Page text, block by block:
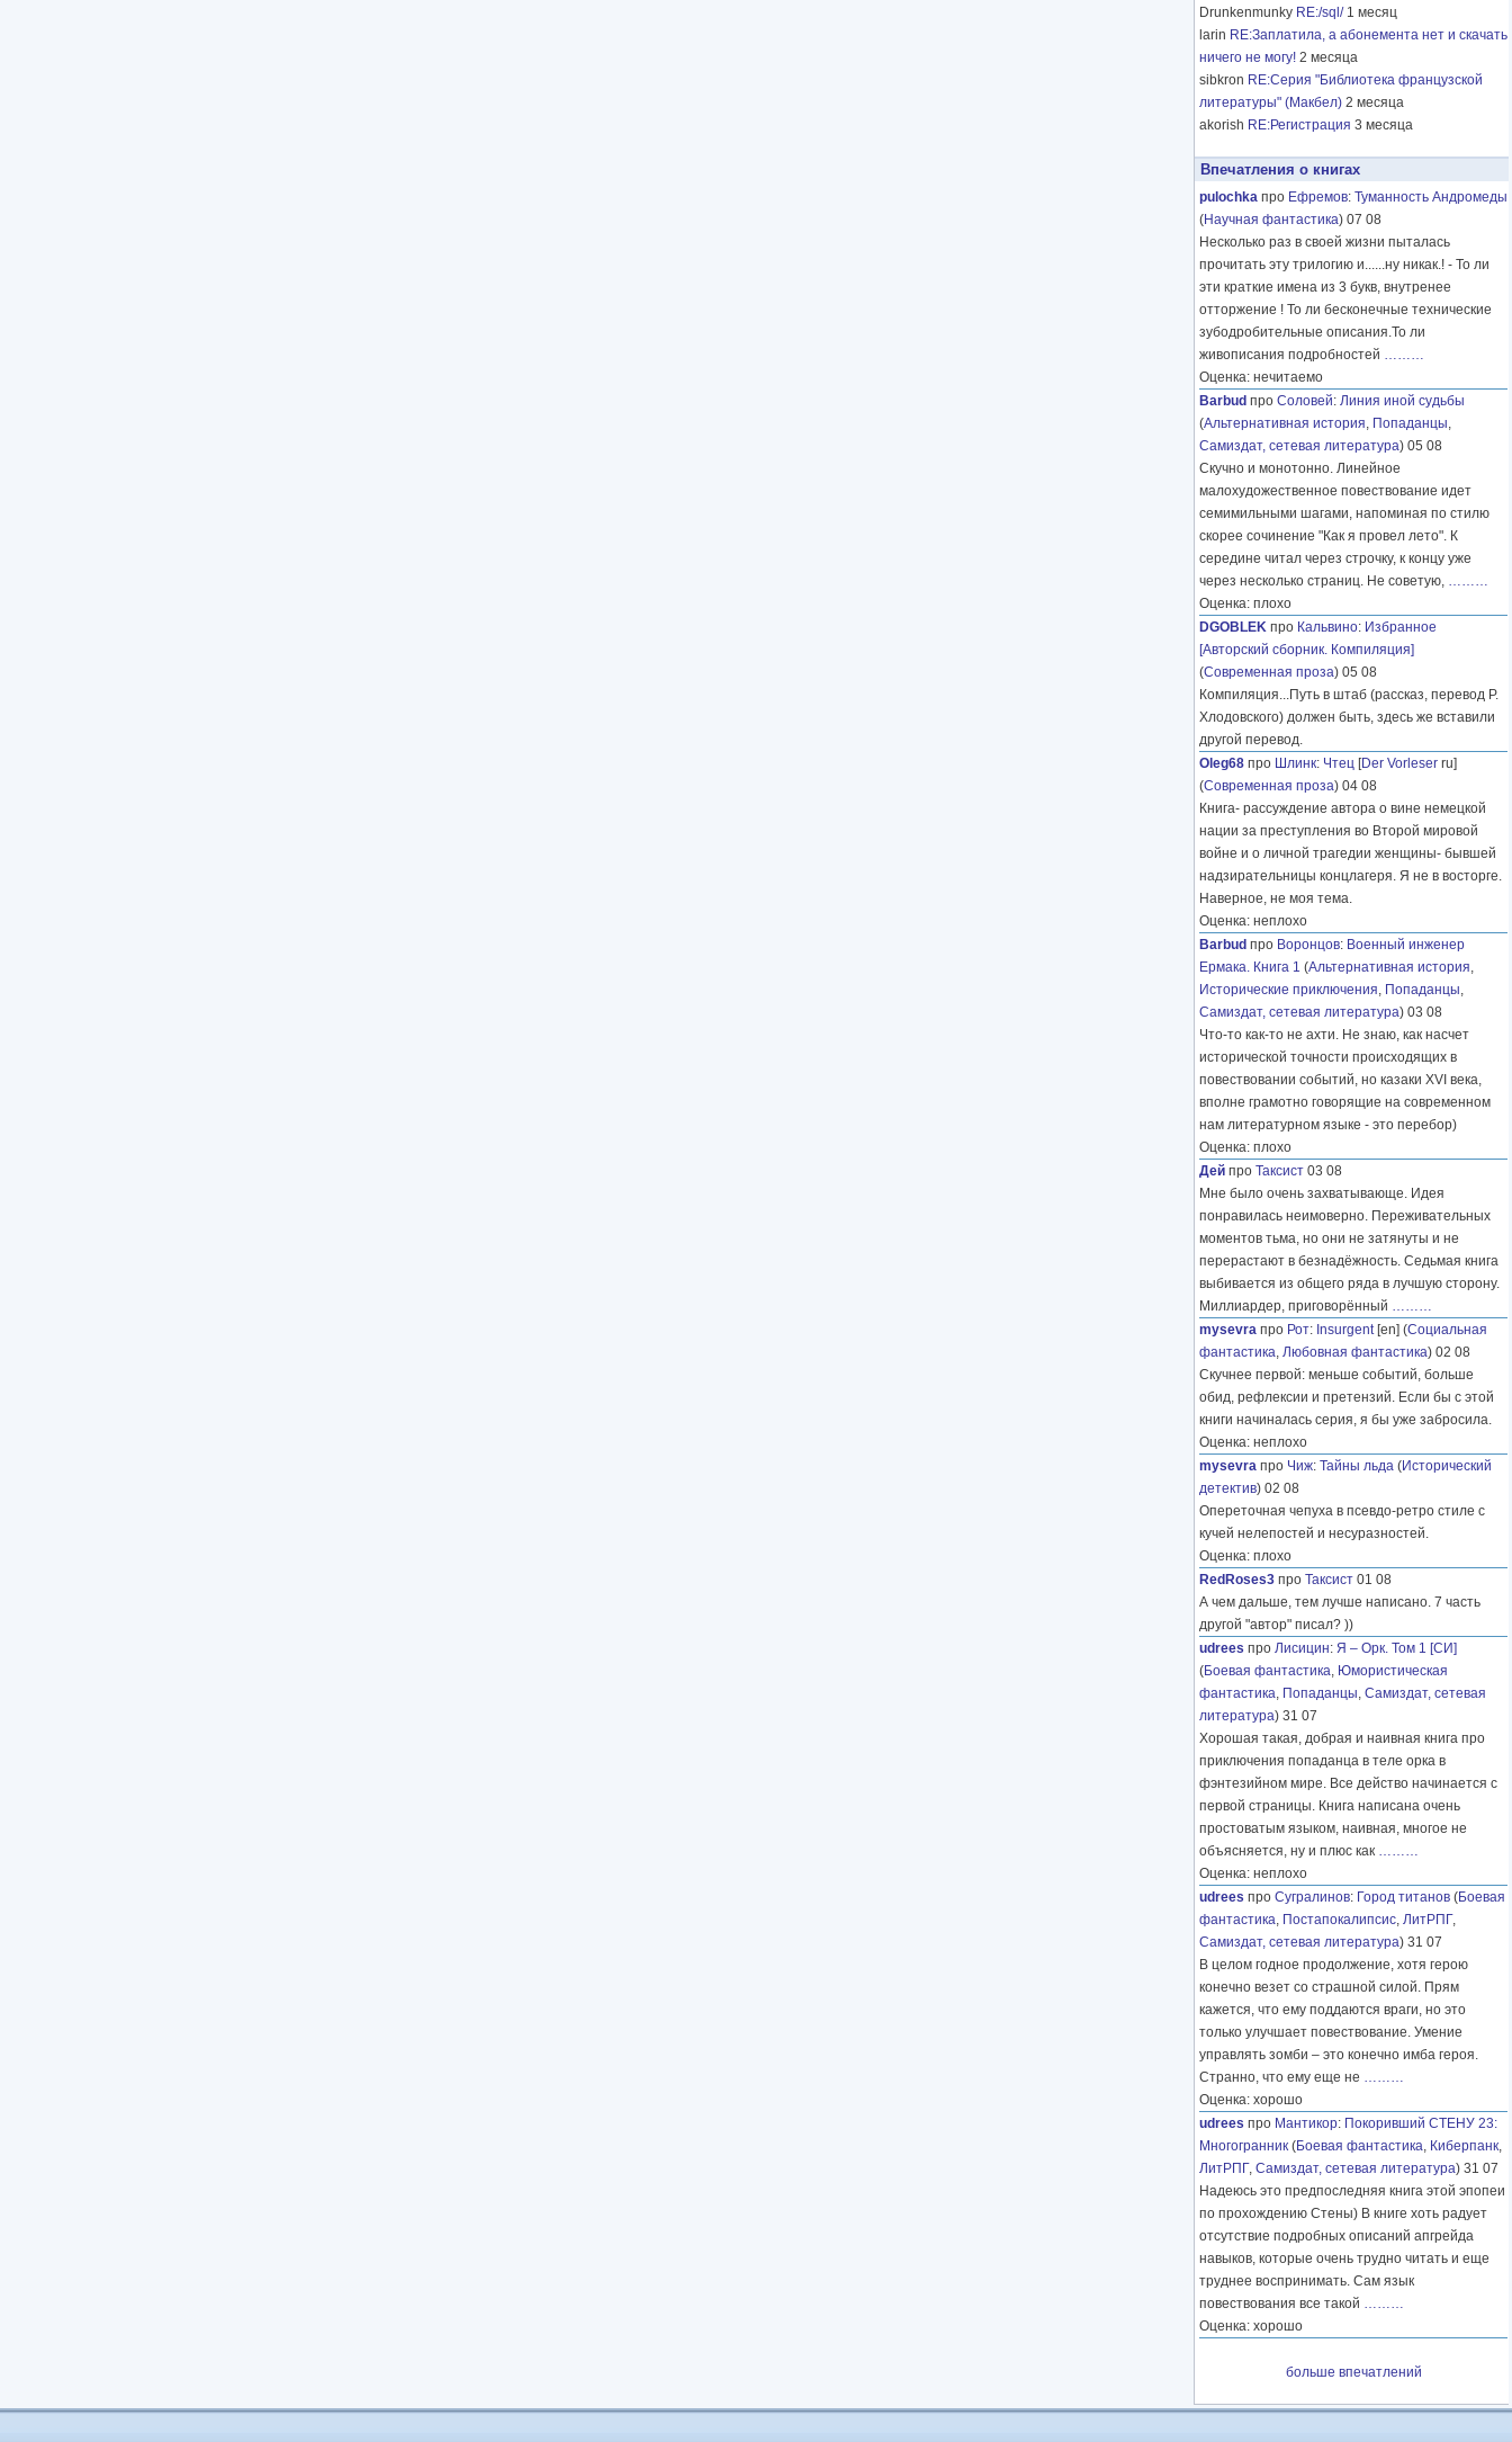
Drunkenmunky RE:/sql/ 1 месяц
larin RE:Заплатила, а абонемента нет и скачать
ничего не могу! 2 месяца
sibkron RE:Серия "Библиотека французской
литературы" (Макбел) 2 месяца
akorish RE:Регистрация 3 месяца
Впечатления о книгах
pulochka про Ефремов: Туманность Андромеды
(Научная фантастика) 07 08
Несколько раз в своей жизни пыталась
прочитать эту трилогию и......ну никак.! - То ли
эти краткие имена из 3 букв, внутренее
отторжение ! То ли бесконечные технические
зубодробительные описания.То ли
живописания подробностей ………
Оценка: нечитаемо
Barbud про Соловей: Линия иной судьбы
(Альтернативная история, Попаданцы,
Самиздат, сетевая литература) 05 08
Скучно и монотонно. Линейное
малохудожественное повествование идет
семимильными шагами, напоминая по стилю
скорее сочинение "Как я провел лето". К
середине читал через строчку, к концу уже
через несколько страниц. Не советую, ………
Оценка: плохо
DGOBLEK про Кальвино: Избранное
[Авторский сборник. Компиляция]
(Современная проза) 05 08
Компиляция...Путь в штаб (рассказ, перевод Р.
Хлодовского) должен быть, здесь же вставили
другой перевод.
Oleg68 про Шлинк: Чтец [Der Vorleser ru]
(Современная проза) 04 08
Книга- рассуждение автора о вине немецкой
нации за преступления во Второй мировой
войне и о личной трагедии женщины- бывшей
надзирательницы концлагеря. Я не в восторге.
Наверное, не моя тема.
Оценка: неплохо
Barbud про Воронцов: Военный инженер
Ермака. Книга 1 (Альтернативная история,
Исторические приключения, Попаданцы,
Самиздат, сетевая литература) 03 08
Что-то как-то не ахти. Не знаю, как насчет
исторической точности происходящих в
повествовании событий, но казаки XVI века,
вполне грамотно говорящие на современном
нам литературном языке - это перебор)
Оценка: плохо
Дей про Таксист 03 08
Мне было очень захватывающе. Идея
понравилась неимоверно. Переживательных
моментов тьма, но они не затянуты и не
перерастают в безнадёжность. Седьмая книга
выбивается из общего ряда в лучшую сторону.
Миллиардер, приговорённый ………
mysevra про Рот: Insurgent[en] (Социальная
фантастика, Любовная фантастика) 02 08
Скучнее первой: меньше событий, больше
обид, рефлексии и претензий. Если бы с этой
книги начиналась серия, я бы уже забросила.
Оценка: неплохо
mysevra про Чиж: Тайны льда (Исторический
детектив) 02 08
Опереточная чепуха в псевдо-ретро стиле с
кучей нелепостей и несуразностей.
Оценка: плохо
RedRoses3 про Таксист 01 08
А чем дальше, тем лучше написано. 7 часть
другой "автор" писал? ))
udrees про Лисицин: Я – Орк. Том 1 [СИ]
(Боевая фантастика, Юмористическая
фантастика, Попаданцы, Самиздат, сетевая
литература) 31 07
Хорошая такая, добрая и наивная книга про
приключения попаданца в теле орка в
фэнтезийном мире. Все действо начинается с
первой страницы. Книга написана очень
простоватым языком, наивная, многое не
объясняется, ну и плюс как ………
Оценка: неплохо
udrees про Сугралинов: Город титанов (Боевая
фантастика, Постапокалипсис, ЛитРПГ,
Самиздат, сетевая литература) 31 07
В целом годное продолжение, хотя герою
конечно везет со страшной силой. Прям
кажется, что ему поддаются враги, но это
только улучшает повествование. Умение
управлять зомби – это конечно имба героя.
Странно, что ему еще не ………
Оценка: хорошо
udrees про Мантикор: Покоривший СТЕНУ 23:
Многогранник (Боевая фантастика, Киберпанк,
ЛитРПГ, Самиздат, сетевая литература) 31 07
Надеюсь это предпоследняя книга этой эпопеи
по прохождению Стены) В книге хоть радует
отсутствие подробных описаний апгрейда
навыков, которые очень трудно читать и еще
труднее воспринимать. Сам язык
повествования все такой ………
Оценка: хорошо
больше впечатлений